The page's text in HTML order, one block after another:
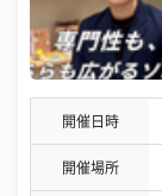
開催日時
開催場所